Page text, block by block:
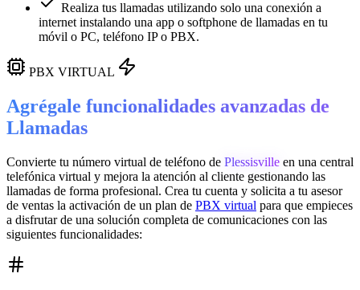
Realiza tus llamadas utilizando solo una conexión a
internet instalando una app o softphone de llamadas en tu
móvil o PC, teléfono IP o PBX.
PBX VIRTUAL
Agrégale funcionalidades avanzadas de
Llamadas
Convierte tu número virtual de teléfono de Plessisville en una central
telefónica virtual y mejora la atención al cliente gestionando las
llamadas de forma profesional. Crea tu cuenta y solicita a tu asesor
de ventas la activación de un plan de PBX virtual para que empieces
a disfrutar de una solución completa de comunicaciones con las
siguientes funcionalidades: